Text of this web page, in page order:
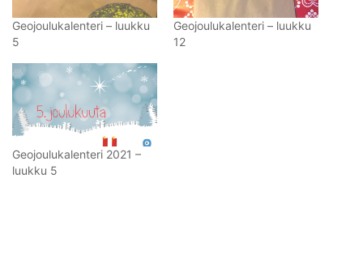
Geojoulukalenteri – luukku
5
Geojoulukalenteri – luukku
12
Geojoulukalenteri 2021 –
luukku 5